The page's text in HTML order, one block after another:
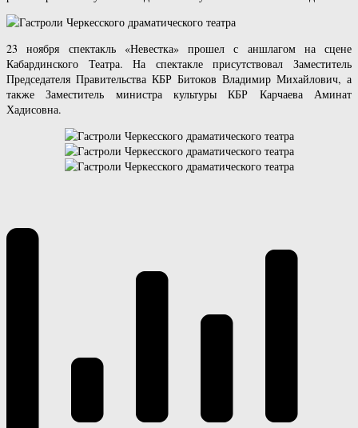
23 ноября спектакль «Невестка» прошел с аншлагом на сцене
Кабардинского Театра. На спектакле присутствовал Заместитель
Председателя Правительства КБР Битоков Владимир Михайлович, а
также Заместитель министра культуры КБР Карчаева Аминат
Хадисовна.